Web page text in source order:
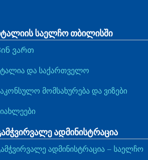
საელჩო თბილისში
ვართ
და საქართველო
მომსახურება და ვიზები
ადმინისტრაცია
ადმინისტრაცია – საელჩო